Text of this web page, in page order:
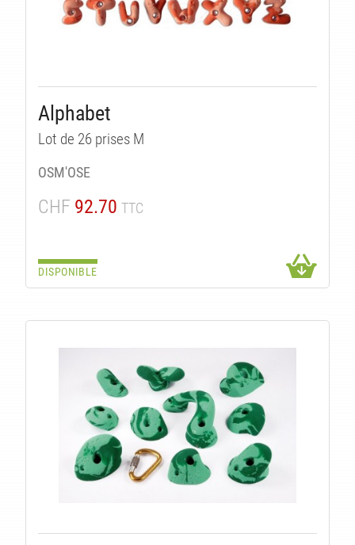
Alphabet
Lot de 26 prises M
OSM'OSE
CHF 92.70 TTC
DISPONIBLE